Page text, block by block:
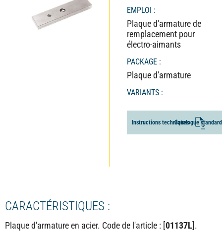
EMPLOI :
Plaque d'armature de
remplacement pour
électro-aimants
PACKAGE :
Plaque d'armature
VARIANTS :
nstructions tec hniques
Catalogue standard
CARACTÉRISTIQUES :
Plaque d'armature en acier. Code de l'article : [01137L].